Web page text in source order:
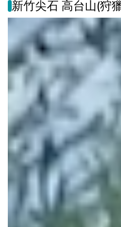
新竹尖石 高台山(狩